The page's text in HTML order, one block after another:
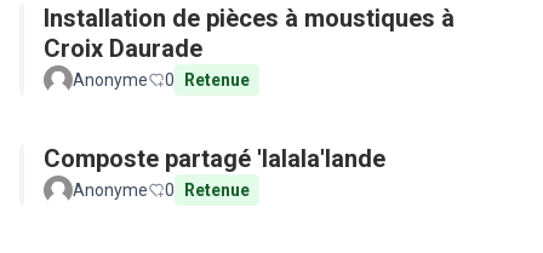
Installation de pièces à moustiques à
Croix Daurade
Anonyme 0 Retenue
Composte partagé 'lalala'lande
Anonyme 0 Retenue